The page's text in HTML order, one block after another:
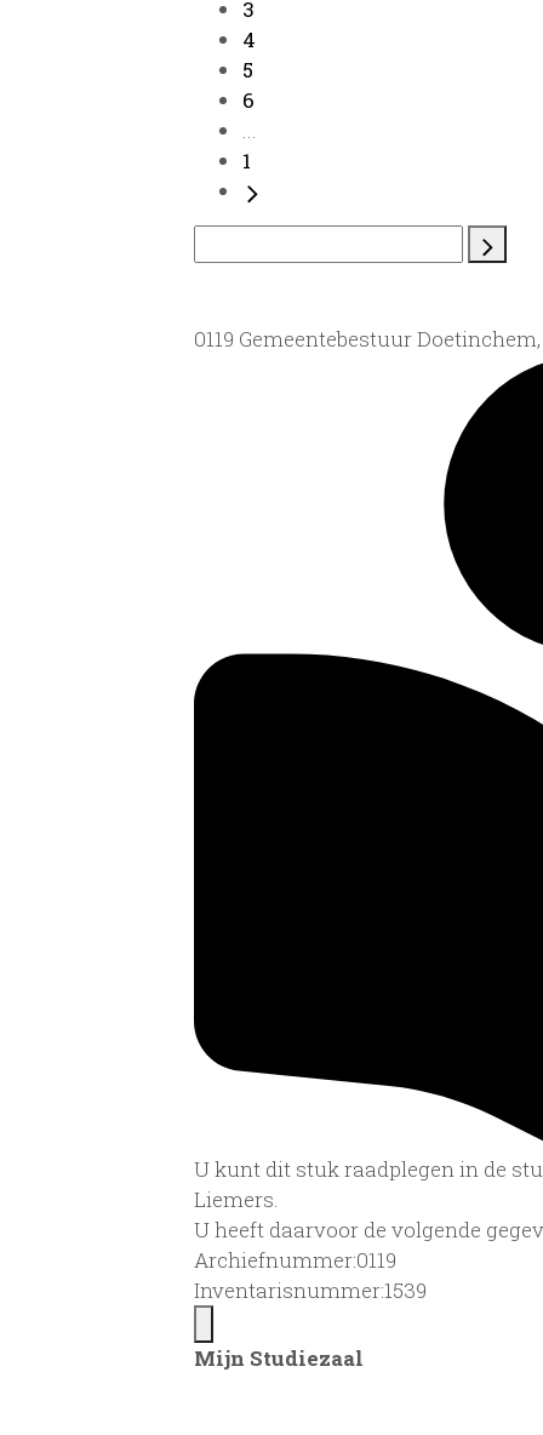
3
4
5
6
...
1
0119 Gemeentebestuur
U kunt dit stuk raadplegen in de
Liemers.
U heeft daarvoor de volgende
Archiefnummer:0119
Inventarisnummer:1539
Mijn Studiezaal